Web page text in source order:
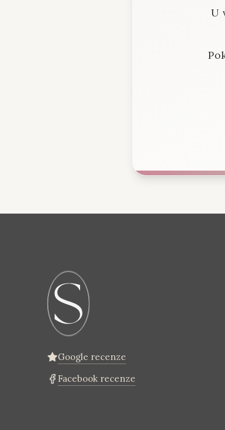
U
Google recenze
Facebook recenze